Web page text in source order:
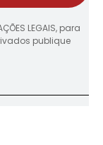
LEGAIS, para
publique